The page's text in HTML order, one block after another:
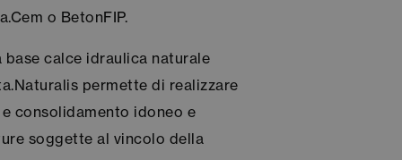
o BetonFIP.
base calce idraulica naturale
permette di realizzare
consolidamento idoneo e
soggette al vincolo della